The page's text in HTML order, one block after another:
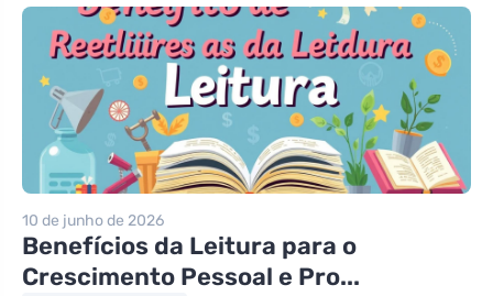
10 de junho de 2026
Benefícios da Leitura para o
Crescimento Pessoal e Pro...